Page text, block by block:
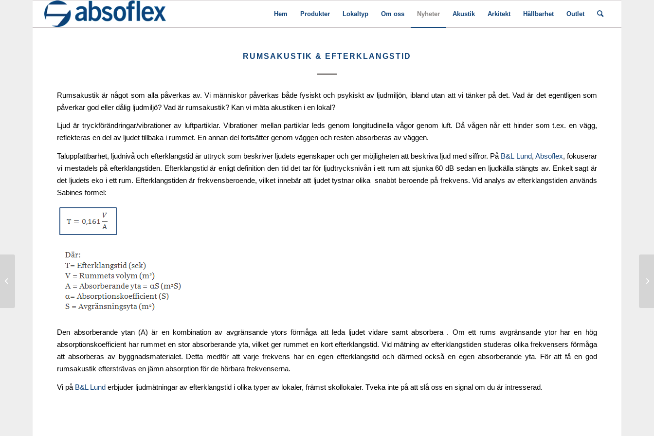
Hem Produkter Lokaltyp Om oss Nyheter Akustik Arkitekt Hållbarhet Outlet
RUMSAKUSTIK & EFTERKLANGSTID
Rumsakustik är något som alla påverkas av. Vi människor påverkas både fysiskt och psykiskt av ljudmiljön, ibland utan att vi tänker på det. Vad är det egentligen som
påverkar god eller dålig ljudmiljö? Vad är rumsakustik? Kan vi mäta akustiken i en lokal?
Ljud är tryckförändringar/vibrationer av luftpartiklar. Vibrationer mellan partiklar leds genom longitudinella vågor genom luft. Då vågen når ett hinder som t.ex. en vägg,
reflekteras en del av ljudet tillbaka i rummet. En annan del fortsätter genom väggen och resten absorberas av väggen.
Taluppfattbarhet, ljudnivå och efterklangstid är uttryck som beskriver ljudets egenskaper och ger möjligheten att beskriva ljud med siffror. På B&L Lund, Absoflex, fokuserar
vi mestadels på efterklangstiden. Efterklangstid är enligt definition den tid det tar för ljudtrycksnivån i ett rum att sjunka 60 dB sedan en ljudkälla stängts av. Enkelt sagt är
det ljudets eko i ett rum. Efterklangstiden är frekvensberoende, vilket innebär att ljudet tystnar olika snabbt beroende på frekvens. Vid analys av efterklangstiden används
Sabines formel:
Den absorberande ytan (A) är en kombination av avgränsande ytors förmåga att leda ljudet vidare samt absorbera . Om ett rums avgränsande ytor har en hög
absorptionskoefficient har rummet en stor absorberande yta, vilket ger rummet en kort efterklangstid. Vid mätning av efterklangstiden studeras olika frekvensers förmåga
att absorberas av byggnadsmaterialet. Detta medför att varje frekvens har en egen efterklangstid och därmed också en egen absorberande yta. För att få en god
rumsakustik eftersträvas en jämn absorption för de hörbara frekvenserna.
Vi på B&L Lund erbjuder ljudmätningar av efterklangstid i olika typer av lokaler, främst skollokaler. Tveka inte på att slå oss en signal om du är intresserad.